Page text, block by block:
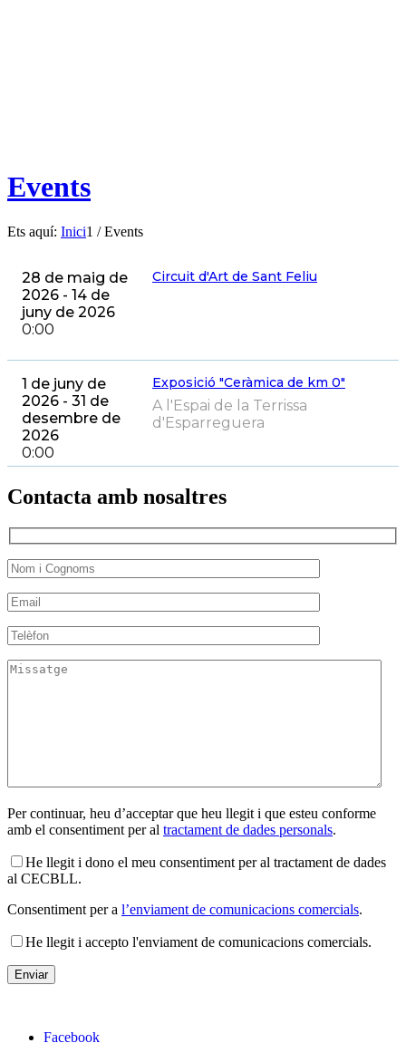
Events
Ets aquí: Inici1 / Events
Circuit d'Art de Sant Feliu
28 de maig de
2026 - 14 de
juny de 2026
0:00
Exposició "Ceràmica de km 0"
1 de juny de
2026 - 31 de
desembre de
2026
0:00
A l'Espai de la Terrissa
d'Esparreguera
Contacta amb nosaltres
Per continuar, heu d’acceptar que heu llegit i que esteu conforme
amb el consentiment per al tractament de dades personals.
He llegit i dono el meu consentiment per al tractament de dades
al CECBLL.
Consentiment per a l’enviament de comunicacions comercials.
He llegit i accepto l'enviament de comunicacions comercials.
Facebook